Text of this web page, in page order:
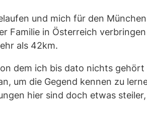
und mich für den
Familie in Österreich
als 42km.
dem ich bis dato nichts
um die Gegend kennen zu
hier sind doch etwas